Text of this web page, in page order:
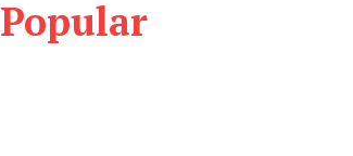
Popular